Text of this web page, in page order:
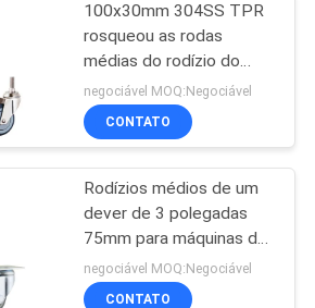
100x30mm 304SS TPR
rosqueou as rodas
médias do rodízio do
dever do fechamento
dobro da haste
negociável MOQ:Negociável
CONTATO
Rodízios médios de um
dever de 3 polegadas
75mm para máquinas do
trole
negociável MOQ:Negociável
CONTATO